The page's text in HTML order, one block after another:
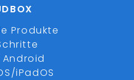
Produkte
iPadOS